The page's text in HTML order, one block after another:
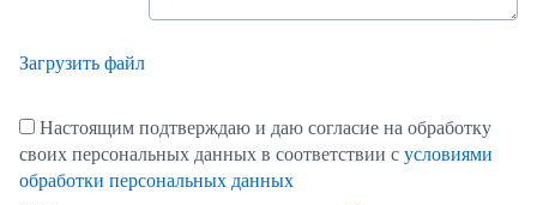
Загрузить файл
Настоящим подтверждаю и даю согласие на обработку
своих персональных данных в соответствии с условиями
обработки персональных данных